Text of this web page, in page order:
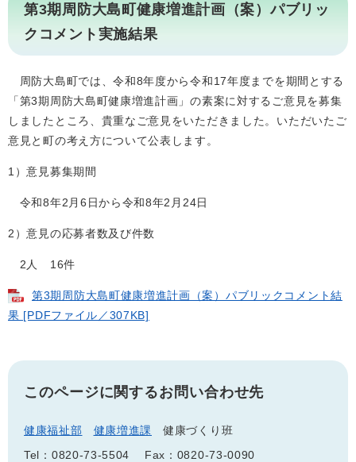
第3期周防大島町健康増進計画（案）パブリッ
クコメント実施結果
周防大島町では、令和8年度から令和17年度までを期間とする
「第3期周防大島町健康増進計画」の素案に対するご意見を募集
しましたところ、貴重なご意見をいただきました。いただいたご
意見と町の考え方について公表します。
1）意見募集期間
令和8年2月6日から令和8年2月24日
2）意見の応募者数及び件数
2人 16件
第3期周防大島町健康増進計画（案）パブリックコメント結
果 [PDFファイル／307KB]
このページに関するお問い合わせ先
健康福祉部 健康増進課
健康づくり班
Tel：0820-73-5504
Fax：0820-73-0090